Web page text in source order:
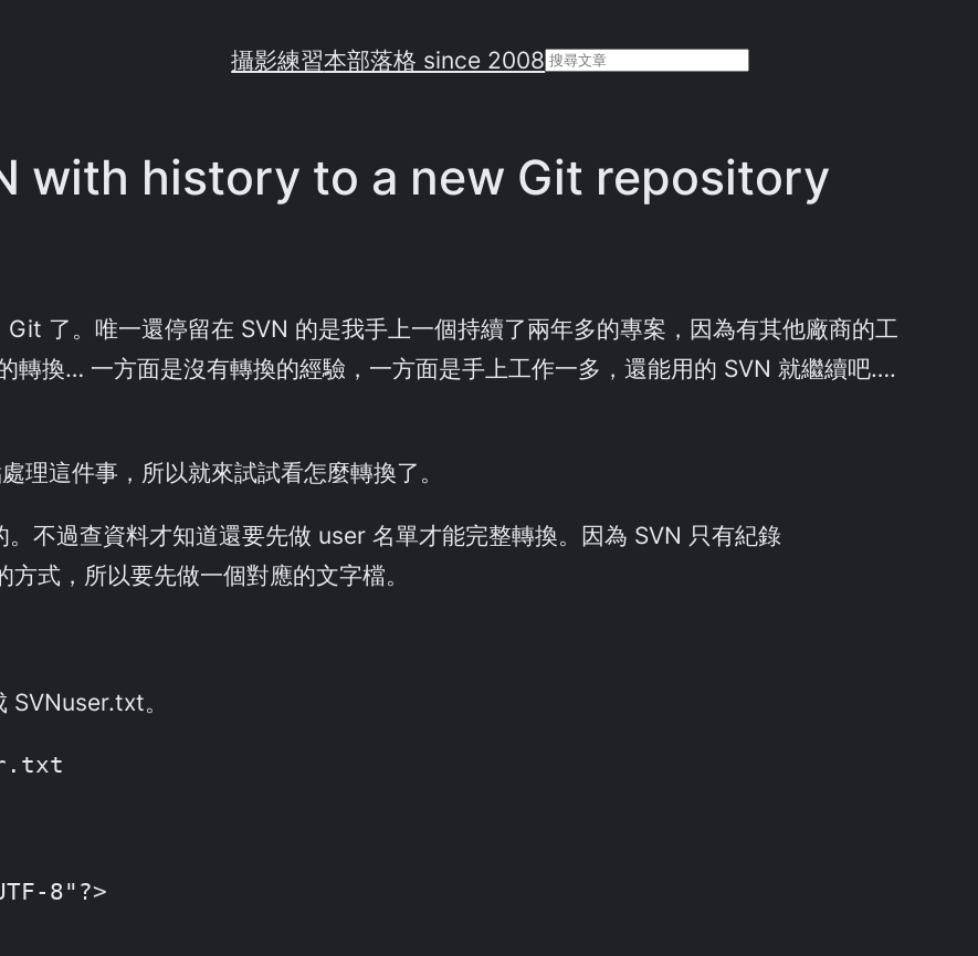
攝影練習本部落格 since 2008Search
with history to a new Git repository
了。唯一還停留在 SVN 的是我手上一個持續了兩年多的專案，因為有其他廠商的工
轉換… 一方面是沒有轉換的經驗，一方面是手上工作一多，還能用的 SVN 就繼續吧….
理這件事，所以就來試試看怎麼轉換了。
。不過查資料才知道還要先做 user 名單才能完整轉換。因為 SVN 只有紀錄
式，所以要先做一個對應的文字檔。
。
8"?>